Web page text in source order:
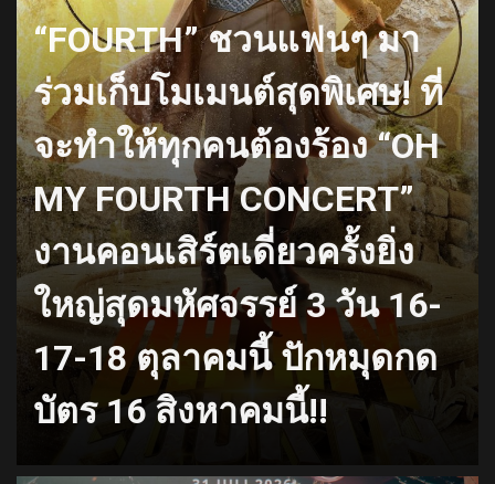
“FOURTH” ชวนแฟนๆ มา
ร่วมเก็บโมเมนต์สุดพิเศษ! ที่
จะทำให้ทุกคนต้องร้อง “OH
MY FOURTH CONCERT”
งานคอนเสิร์ตเดี่ยวครั้งยิ่ง
ใหญ่สุดมหัศจรรย์ 3 วัน 16-
17-18 ตุลาคมนี้ ปักหมุดกด
บัตร 16 สิงหาคมนี้!!